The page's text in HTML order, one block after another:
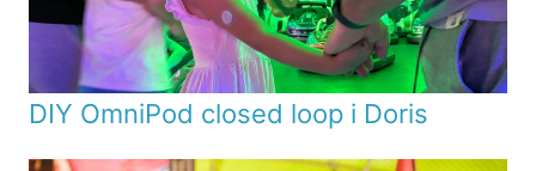
DIY OmniPod closed loop i Doris